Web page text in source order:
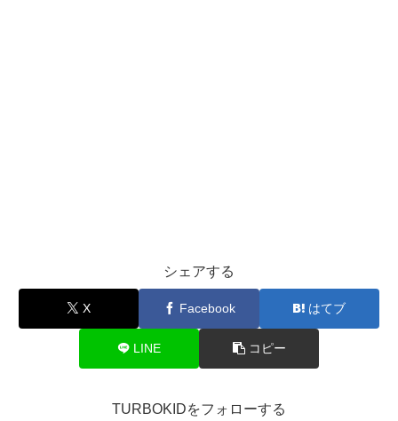
シェアする
X Facebook はてブ
LINE コピー
TURBOKIDをフォローする